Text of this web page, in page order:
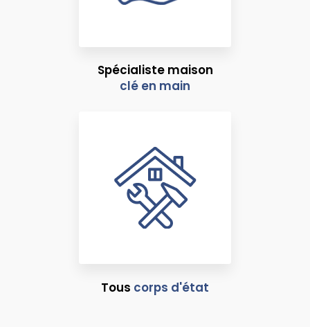
Spécialiste maison
clé en main
Tous corps d'état